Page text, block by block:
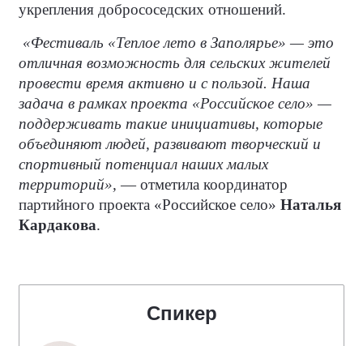
укрепления добрососедских отношений.
«Фестиваль «Теплое лето в Заполярье» — это
отличная возможность для сельских жителей
провести время активно и с пользой. Наша
задача в рамках проекта «Российское село» —
поддерживать такие инициативы, которые
объединяют людей, развивают творческий и
спортивный потенциал наших малых
территорий», — отметила координатор
партийного проекта «Российское село» Наталья
Кардакова.
Спикер